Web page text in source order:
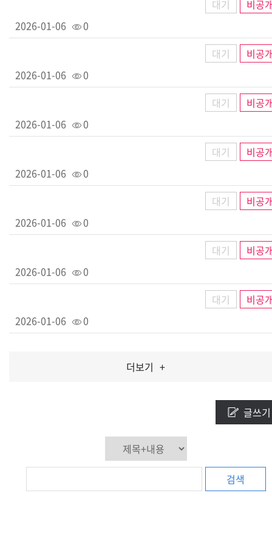
대기
비공
2026-01-06
0
대기
비공
2026-01-06
0
대기
비공
2026-01-06
0
대기
비공
2026-01-06
0
대기
비공
2026-01-06
0
대기
비공
2026-01-06
0
대기
비공
2026-01-06
0
더보기 +
글쓰기
검색